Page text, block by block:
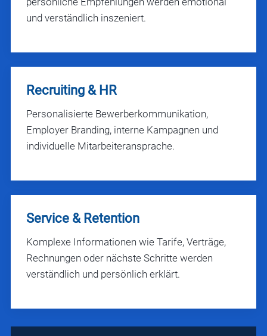
und verständlich inszeniert.
Recruiting & HR
Personalisierte Bewerberkommunikation,
Employer Branding, interne Kampagnen und
individuelle Mitarbeiteransprache.
Service & Retention
Komplexe Informationen wie Tarife, Verträge,
Rechnungen oder nächste Schritte werden
verständlich und persönlich erklärt.